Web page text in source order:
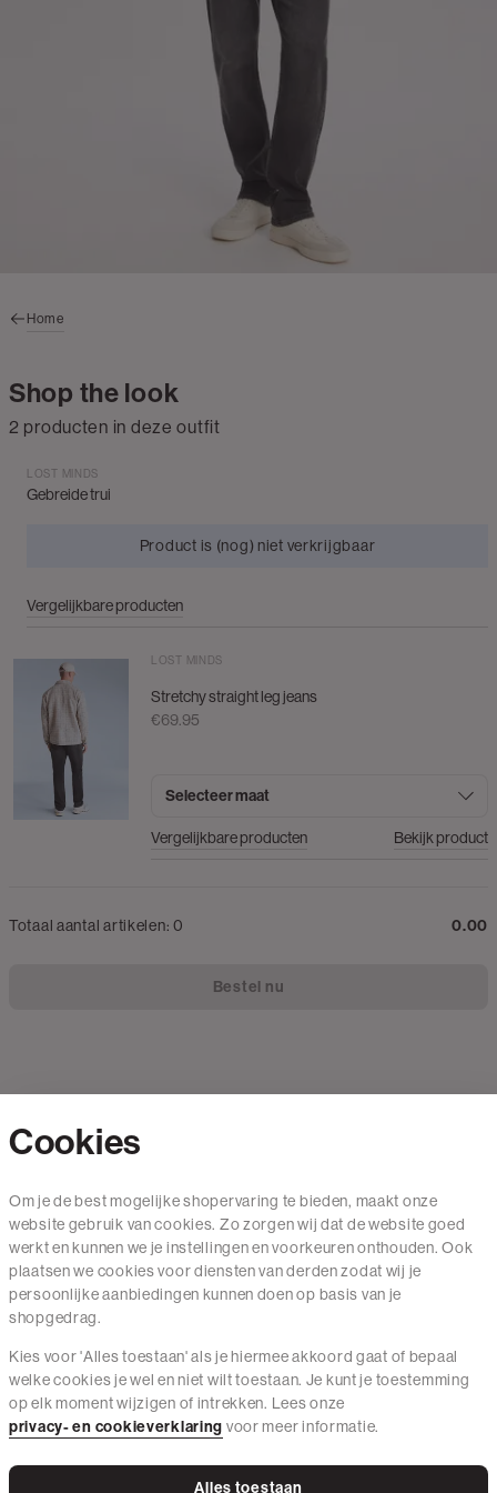
Home
Shop the look
2 producten in deze outfit
LOST MINDS
Gebreide trui
Product is (nog) niet verkrijgbaar
Vergelijkbare producten
LOST MINDS
Stretchy straight leg jeans
€69.95
Selecteer maat
Vergelijkbare producten Bekijk product
Totaal aantal artikelen:0 0.00
Bestel nu
Mail ons
020 - 3412 650
Van maandag t/m vrijdag van 8.30 uur tot 18.00 uur.
Service
Wij zijn The Sting
Cookies
Om je de best mogelijke shopervaring te bieden, maakt onze
website gebruik van cookies. Zo zorgen wij dat de website goed
werkt en kunnen we je instellingen en voorkeuren onthouden. Ook
plaatsen we cookies voor diensten van derden zodat wij je
persoonlijke aanbiedingen kunnen doen op basis van je
shopgedrag.
Kies voor 'Alles toestaan' als je hiermee akkoord gaat of bepaal
welke cookies je wel en niet wilt toestaan. Je kunt je toestemming
op elk moment wijzigen of intrekken. Lees onze
privacy- en cookieverklaring voor meer informatie.
Alles toestaan